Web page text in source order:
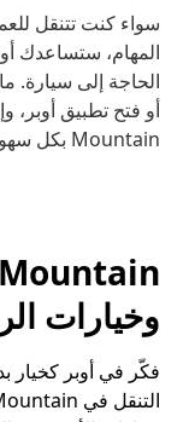
سواء كنت تتنقل
المهام، ستساعدك
الحاجة إلى سيارة.
Mountain بكل سهولة.
وخيارات
فكّر في أوبر كخيار